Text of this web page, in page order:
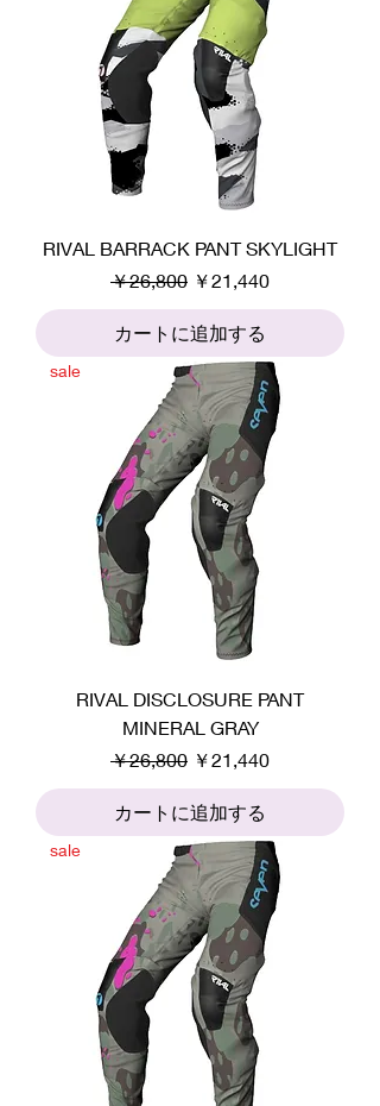
RIVAL BARRACK PANT SKYLIGHT
通常価格
￥26,800 セール価格
￥21,440
カートに追加する
sale
RIVAL DISCLOSURE PANT
MINERAL GRAY
通常価格
￥26,800 セール価格
￥21,440
カートに追加する
sale